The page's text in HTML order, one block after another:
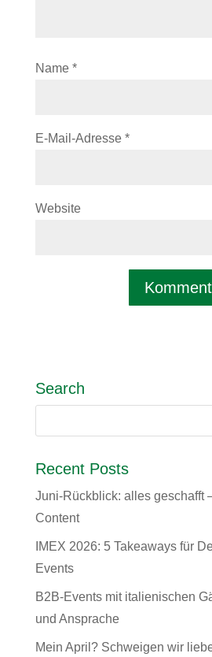
Name *
E-Mail-Adresse *
Website
Search
Recent Posts
Juni-Rückblick: alles geschafft
Content
IMEX 2026: 5 Takeaways für
Events
B2B-Events mit italienischen
und Ansprache
Mein April? Schweigen wir